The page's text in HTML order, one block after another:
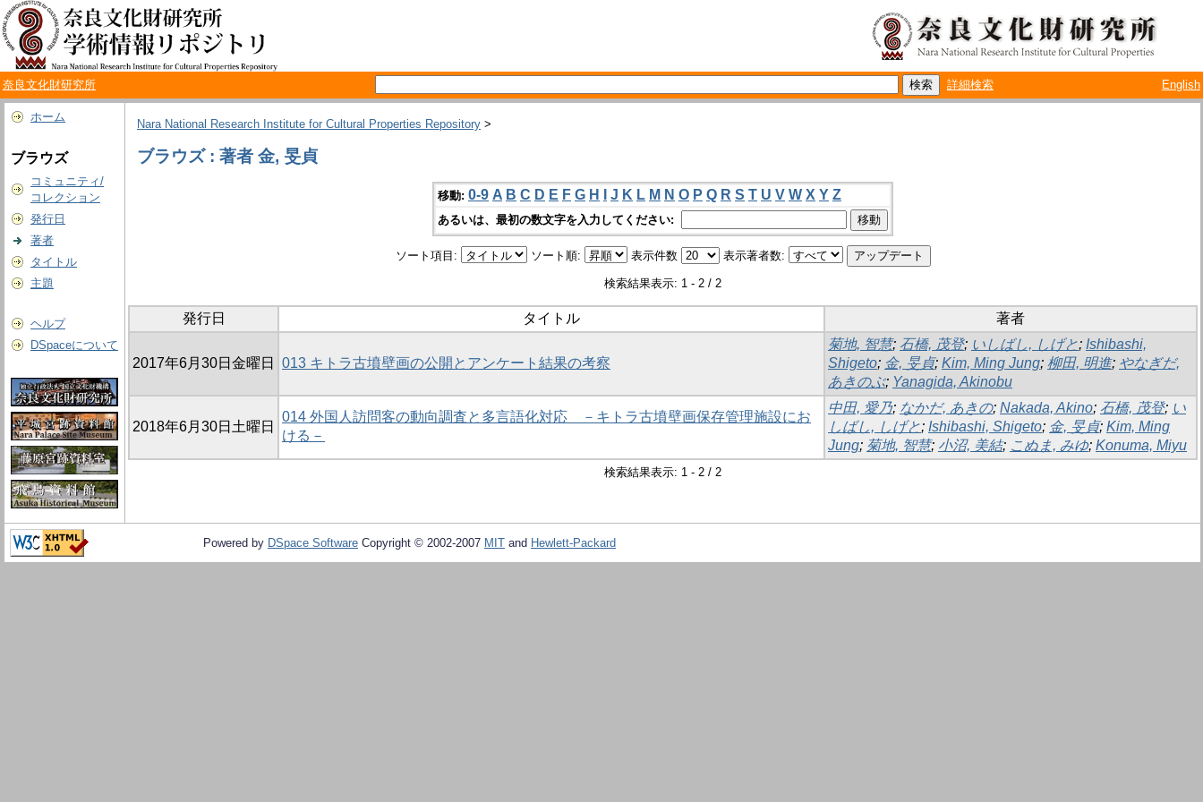
奈良文化財研究所 詳細検索 English
ホーム
ブラウズ
コミュニティ/
コレクション
発行日
著者
タイトル
主題
ヘルプ
DSpaceについて
Nara National Research Institute for Cultural Properties Repository >
ブラウズ : 著者 金, 旻貞
移動: 0-9 A B C D E F G H J K L M N O P Q R S T U V W X Y Z
あるいは、最初の数文字を入力してください:
ソート項目: ソート順: 表示件数 表示著者数:
検索結果表示: 1 - 2 / 2
発行日 タイトル 著者
2017年6月30日金曜日 013 キトラ古墳壁画の公開とアンケート結果の考察
菊地, 智慧; 石橋, 茂登; いしばし, しげと; Ishibashi,
Shigeto; 金, 旻貞; Kim, Ming Jung; 柳田, 明進; やなぎだ,
あきのぶ; Yanagida, Akinobu
2018年6月30日土曜日
014 外国人訪問客の動向調査と多言語化対応 －キトラ古墳壁画保存管理施設にお
ける－
中田, 愛乃; なかだ, あきの; Nakada, Akino; 石橋, 茂登; い
しばし, しげと; Ishibashi, Shigeto; 金, 旻貞; Kim, Ming
Jung; 菊地, 智慧; 小沼, 美結; こぬま, みゆ; Konuma, Miyu
検索結果表示: 1 - 2 / 2
Powered by DSpace Software Copyright © 2002-2007 MIT and Hewlett-Packard